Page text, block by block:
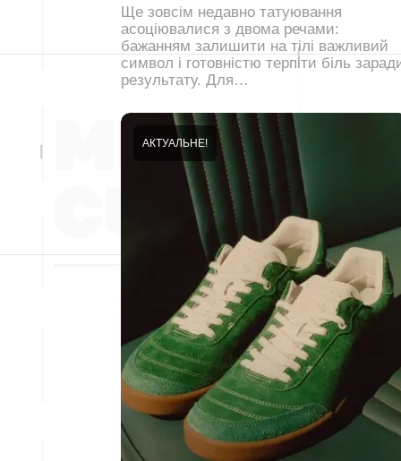
Ще зовсім недавно татуювання
асоціювалися з двома речами:
бажанням залишити на тілі важливий
символ і готовністю терпіти біль
результату. Для…
АКТУАЛЬНЕ!